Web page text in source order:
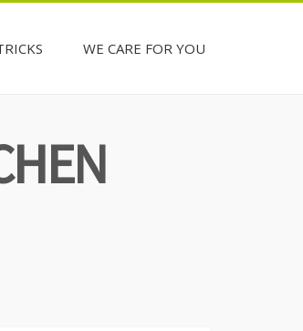
WE CARE FOR YOU